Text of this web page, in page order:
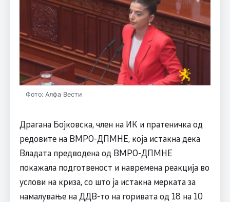
Фото: Алфа Вести
Драгана Бојковска, член на ИК и пратеничка од
редовите на ВМРО-ДПМНЕ, која истакна дека
Владата предводена од ВМРО-ДПМНЕ
покажала подготвеност и навремена реакција во
услови на криза, со што ја истакна мерката за
намалување на ДДВ-то на горивата од 18 на 10